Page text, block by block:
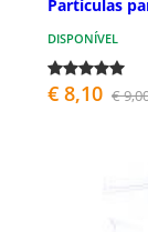
Partículas
DISPONÍVEL
€ 8,10 €